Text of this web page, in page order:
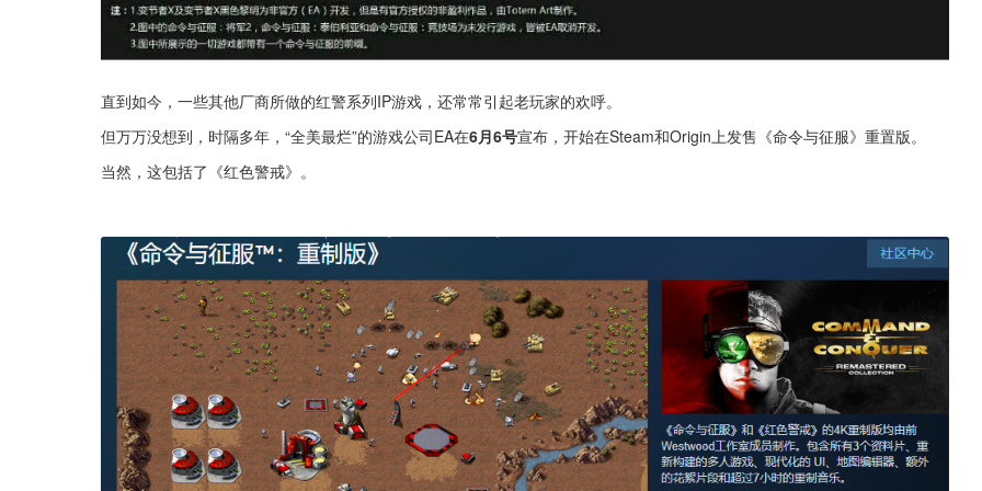
直到如今，一些其他厂商所做的红警系列IP游戏，还常常引起老玩家的欢呼。
但万万没想到，时隔多年，“全美最烂”的游戏公司EA在6月6号宣布，开始在Steam和Origin上发售《命令与征服》重置版。
当然，这包括了《红色警戒》。